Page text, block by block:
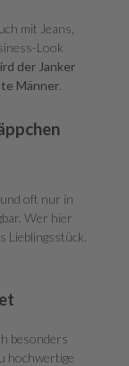
mit Jeans,
Look
der Janker
Männer
oft nur in
Wer hier
Lieblingsstück.
besonders
hochwertige